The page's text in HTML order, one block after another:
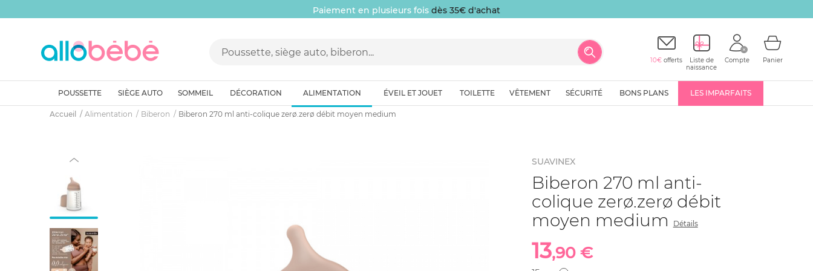
10 € offerts
10€ offerts
Liste de
naissance
Compte Panier
POUSSETTE SIÈGE AUTO SOMMEIL DÉCORATION ALIMENTATION ÉVEIL ET JOUET TOILETTE VÊTEMENT SÉCURITÉ BONS PLANS LES IMPARFAITS
Accueil Alimentation Biberon Biberon 270 ml anti-colique zerø.zerø débit moyen medium
SUAVINEX
Biberon 270 ml anti-
colique zerø.zerø débit
moyen medium
Détails
13,90 €